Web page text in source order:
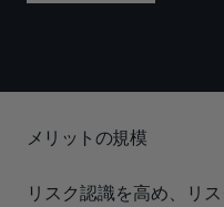
メリットの規模
リスク認識を高め、リ